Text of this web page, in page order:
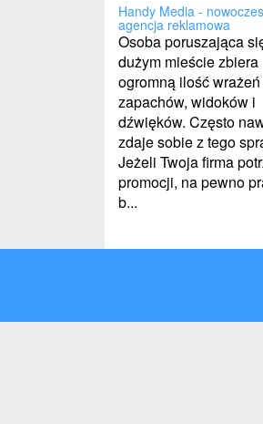
Handy Media -
agencja reklamowa
Osoba poruszająca
dużym mieście zbiera
ogromną ilość
zapachów, widoków i
dźwięków. Często
zdaje sobie z tego
Jeżeli Twoja firma
promocji, na pewno
b...